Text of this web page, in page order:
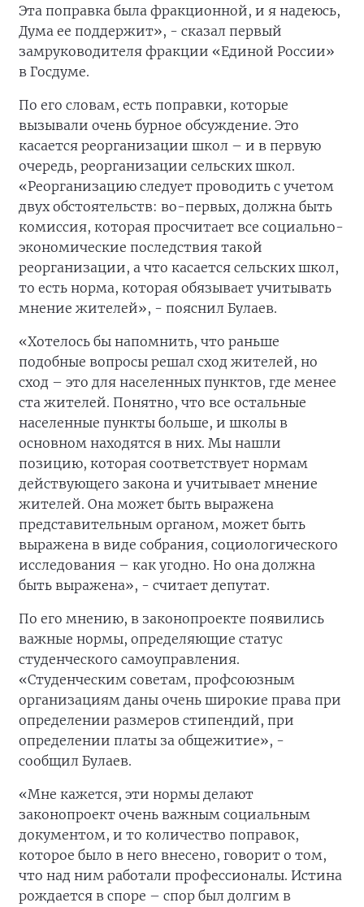
Эта поправка была фракционной, и я надеюсь,
Дума ее поддержит», - сказал первый
замруководителя фракции «Единой России»
в Госдуме.
По его словам, есть поправки, которые
вызывали очень бурное обсуждение. Это
касается реорганизации школ – и в первую
очередь, реорганизации сельских школ.
«Реорганизацию следует проводить с учетом
двух обстоятельств: во-первых, должна быть
комиссия, которая просчитает все социально-
экономические последствия такой
реорганизации, а что касается сельских школ,
то есть норма, которая обязывает учитывать
мнение жителей», - пояснил Булаев.
«Хотелось бы напомнить, что раньше
подобные вопросы решал сход жителей, но
сход – это для населенных пунктов, где менее
ста жителей. Понятно, что все остальные
населенные пункты больше, и школы в
основном находятся в них. Мы нашли
позицию, которая соответствует нормам
действующего закона и учитывает мнение
жителей. Она может быть выражена
представительным органом, может быть
выражена в виде собрания, социологического
исследования – как угодно. Но она должна
быть выражена», - считает депутат.
По его мнению, в законопроекте появились
важные нормы, определяющие статус
студенческого самоуправления.
«Студенческим советам, профсоюзным
организациям даны очень широкие права при
определении размеров стипендий, при
определении платы за общежитие», -
сообщил Булаев.
«Мне кажется, эти нормы делают
законопроект очень важным социальным
документом, и то количество поправок,
которое было в него внесено, говорит о том,
что над ним работали профессионалы. Истина
рождается в споре – спор был долгим в